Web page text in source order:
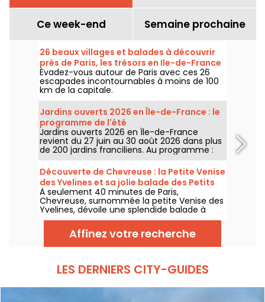
Ce week-end Semaine prochaine
26 beaux villages et balades à découvrir
près de Paris, les trésors en Ile-de-France
Évadez-vous autour de Paris avec ces 26
escapades incontournables à moins de 100
km de la capitale.
Jardins ouverts 2026 en Île-de-France : le
programme de l'été
Jardins ouverts 2026 en Île-de-France
revient du 27 juin au 30 août 2026 dans plus
de 200 jardins franciliens. Au programme :
concerts, spectacles, visites, ateliers et
installations artistiques.
Découverte de Chevreuse : la Petite Venise
des Yvelines et sa jolie balade des Petits
Ponts
À seulement 40 minutes de Paris,
Chevreuse, surnommée la petite Venise des
Yvelines, dévoile une splendide balade à
travers ses petits ponts. Ce véritable écrin
de verdure, accessible en RER, nous dévpoile
une escapade au charme insoupçonné. On
vous embarque pour une aventure nature
Affinez votre recherche
LES DERNIERS CITY-GUIDES